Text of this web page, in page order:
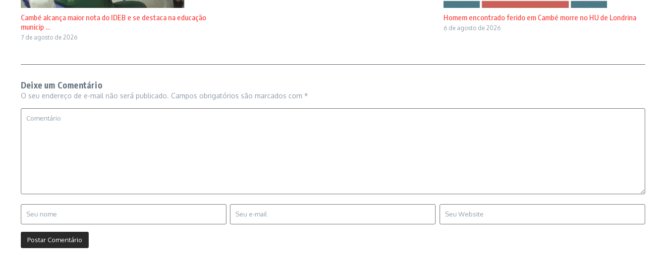
Cambé alcança maior nota do IDEB e se destaca na educação
municip ...
7 de agosto de 2026
Homem encontrado ferido em Cambé morre no HU de Londrina
6 de agosto de 2026
Deixe um Comentário
O seu endereço de e-mail não será publicado. Campos obrigatórios são marcados com *